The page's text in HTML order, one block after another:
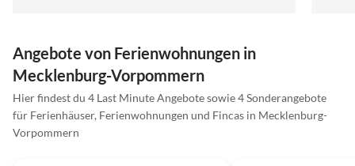
Angebote von Ferienwohnungen in
Mecklenburg-Vorpommern
Hier findest du 4 Last Minute Angebote sowie 4 Sonderangebote
für Ferienhäuser, Ferienwohnungen und Fincas in Mecklenburg-
Vorpommern